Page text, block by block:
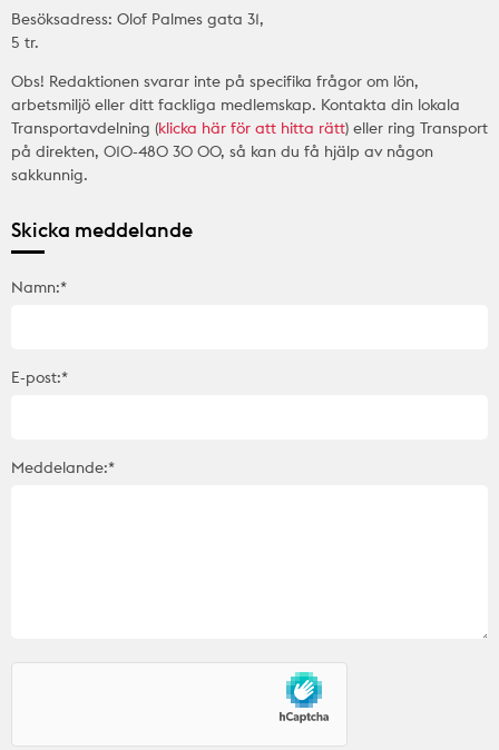
Besöksadress: Olof Palmes gata 31,
5 tr.
Obs! Redaktionen svarar inte på specifika frågor om lön,
arbetsmiljö eller ditt fackliga medlemskap. Kontakta din lokala
Transportavdelning (klicka här för att hitta rätt) eller ring Transport
på direkten, 010-480 30 00, så kan du få hjälp av någon
sakkunnig.
Skicka meddelande
Namn:*
E-post:*
Meddelande:*